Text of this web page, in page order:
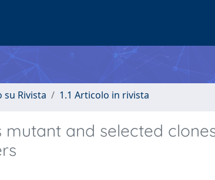
Rivista 1.1 Articolo in rivista
and selected